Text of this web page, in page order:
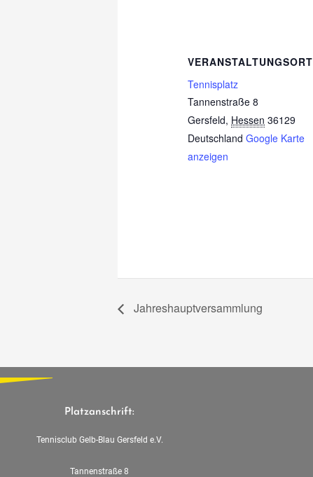
VERANSTALTUNGSORT
Tennisplatz
Tannenstraße 8
Gersfeld, Hessen 36129
Deutschland Google Karte
anzeigen
Jahreshauptversammlung
Platzanschrift:
Tennisclub Gelb-Blau Gersfeld e.V.
Tannenstraße 8